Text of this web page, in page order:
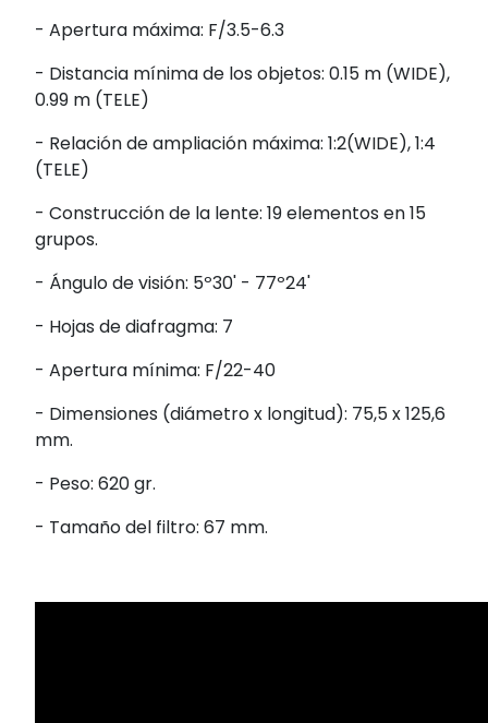
- Apertura máxima: F/3.5-6.3
- Distancia mínima de los objetos: 0.15 m (WIDE),
0.99 m (TELE)
- Relación de ampliación máxima: 1:2(WIDE), 1:4
(TELE)
- Construcción de la lente: 19 elementos en 15
grupos.
- Ángulo de visión: 5º30' - 77º24'
- Hojas de diafragma: 7
- Apertura mínima: F/22-40
- Dimensiones (diámetro x longitud): 75,5 x 125,6
mm.
- Peso: 620 gr.
- Tamaño del filtro: 67 mm.